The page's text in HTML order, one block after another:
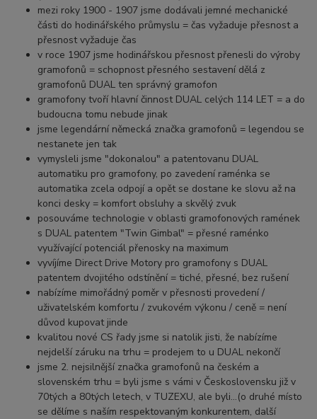
mezi roky 1900 - 1907 jsme dodávali jemné mechanické
části do hodinářského průmyslu = čas vyžaduje přesnost a
přesnost vyžaduje čas
v roce 1907 jsme hodinářskou přesnost přenesli do výroby
gramofonů = schopnost přesného sestavení dělá z
gramofonů DUAL ten správný gramofon
gramofony tvoří hlavní činnost DUAL celých 114 LET = a do
budoucna tomu nebude jinak
jsme legendární německá značka gramofonů = legendou se
nestanete jen tak
vymysleli jsme "dokonalou" a patentovanu DUAL
automatiku pro gramofony, po zavedení raménka se
automatika zcela odpojí a opět se dostane ke slovu až na
konci desky = komfort obsluhy a skvělý zvuk
posouváme technologie v oblasti gramofonových ramének
s DUAL patentem "Twin Gimbal" = přesné raménko
využívající potenciál přenosky na maximum
vyvíjíme Direct Drive Motory pro gramofony s DUAL
patentem dvojitého odstínění = tiché, přesné, bez rušení
nabízíme mimořádný poměr v přesnosti provedení /
uživatelském komfortu / zvukovém výkonu / ceně = není
důvod kupovat jinde
kvalitou nové CS řady jsme si natolik jisti, že nabízíme
nejdelší záruku na trhu = prodejem to u DUAL nekončí
jsme 2. nejsilnější značka gramofonů na českém a
slovenském trhu = byli jsme s vámi v Československu již v
70tých a 80tých letech, v TUZEXU, ale byli...(o druhé místo
se dělíme s naším respektovaným konkurentem, další